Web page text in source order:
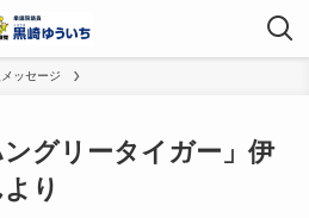
ッセージ
グリータイガー」伊
り